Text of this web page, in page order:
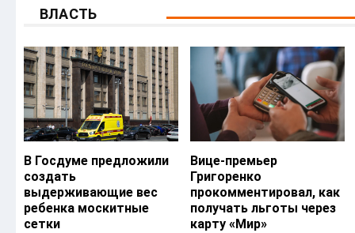
ВЛАСТЬ
В Госдуме предложили
создать
выдерживающие вес
ребенка москитные
сетки
Вице-премьер
Григоренко
прокомментировал, как
получать льготы через
карту «Мир»